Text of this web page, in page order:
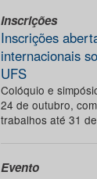
Inscrições
Inscrições
internacionais
UFS
Colóquio e
24 de outubro,
trabalhos até 31
Evento